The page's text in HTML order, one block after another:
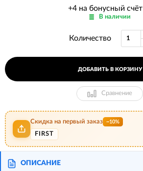
+4 на бонусный счёт
В наличии
Количество
ДОБАВИТЬ В КОРЗИНУ
Сравнение
Скидка на первый заказ −10%
FIRST
ОПИСАНИЕ